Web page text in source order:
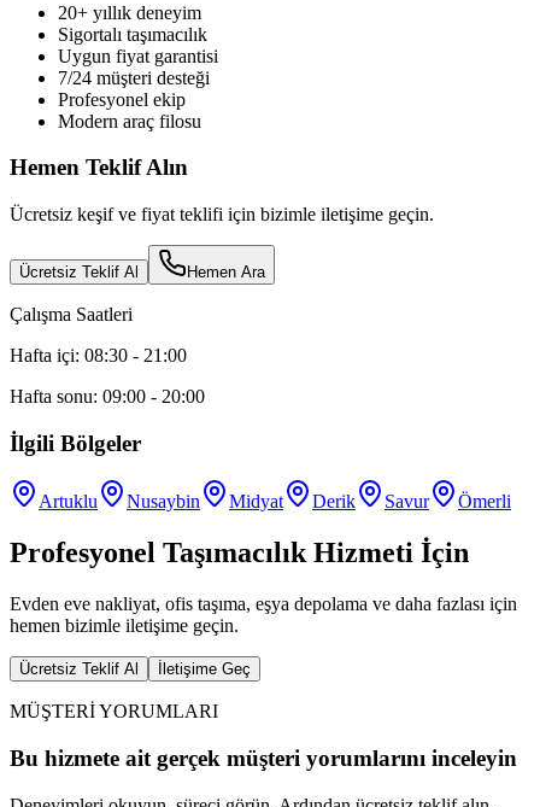
20+ yıllık deneyim
Sigortalı taşımacılık
Uygun fiyat garantisi
7/24 müşteri desteği
Profesyonel ekip
Modern araç filosu
Hemen Teklif Alın
Ücretsiz keşif ve fiyat teklifi için bizimle iletişime geçin.
Ücretsiz Teklif Al Hemen Ara
Çalışma Saatleri
Hafta içi: 08:30 - 21:00
Hafta sonu: 09:00 - 20:00
İlgili Bölgeler
Artuklu Nusaybin Midyat Derik Savur Ömerli
Profesyonel Taşımacılık Hizmeti İçin
Evden eve nakliyat, ofis taşıma, eşya depolama ve daha fazlası için
hemen bizimle iletişime geçin.
Ücretsiz Teklif Al İletişime Geç
MÜŞTERİ YORUMLARI
Bu hizmete ait gerçek müşteri yorumlarını inceleyin